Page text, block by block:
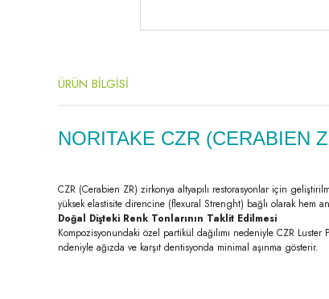
ÜRÜN BİLGİSİ
NORITAKE CZR (CERABIEN
CZR (Cerabien ZR) zirkonya altyapılı restorasyonlar için
yüksek elastisite direncine (flexural Strenght) bağlı olarak hem
Doğal Dişteki Renk Tonlarının Taklit Edilmesi
Kompozisyonundaki özel partikül dağılımı nedeniyle CZR
ndeniyle ağızda ve karşıt dentisyonda minimal aşınma gösterir.